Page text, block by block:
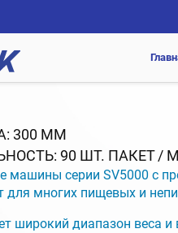
300 ММ
90 ШТ. ПАКЕТ /
машины серии SV5000 с
для многих пищевых и
широкий диапазон веса и